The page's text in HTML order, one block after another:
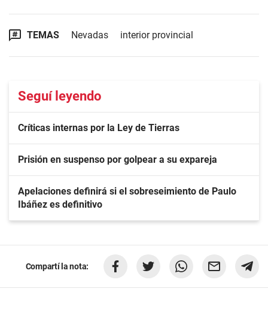
TEMAS Nevadas interior provincial
Seguí leyendo
Críticas internas por la Ley de Tierras
Prisión en suspenso por golpear a su expareja
Apelaciones definirá si el sobreseimiento de Paulo
Ibáñez es definitivo
Compartí la nota: